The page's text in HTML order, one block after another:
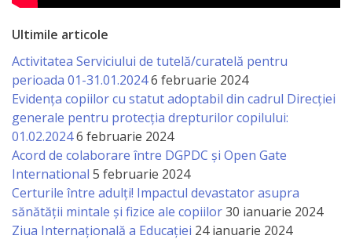
Informații
utile
Versiunea
veche
a
paginii
web
Contacte
Ultimile articole
Activitatea Serviciului de tutelă/curatelă pentru
perioada 01-31.01.20246 februarie 2024
Evidența copiilor cu statut adoptabil din cadrul Direcției
generale pentru protecția drepturilor copilului:
01.02.20246 februarie 2024
Acord de colaborare între DGPDC și Open Gate
International 5 februarie 2024
Certurile între adulți! Impactul devastator asupra
sănătății mintale și fizice ale copiilor30 ianuarie 2024
Ziua Internațională a Educației 24 ianuarie 2024